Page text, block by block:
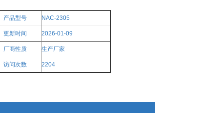
加上喷漆处理，效果也能得到保障。室内壁挂音
2305
产品型号 NAC-2305
更新时间 2026-01-09
厂商性质 生产厂家
访问次数 2204